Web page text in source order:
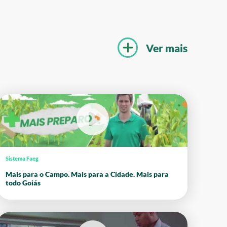
Ver mais
Sistema Faeg
Mais para o Campo. Mais para a Cidade. Mais para
todo Goiás